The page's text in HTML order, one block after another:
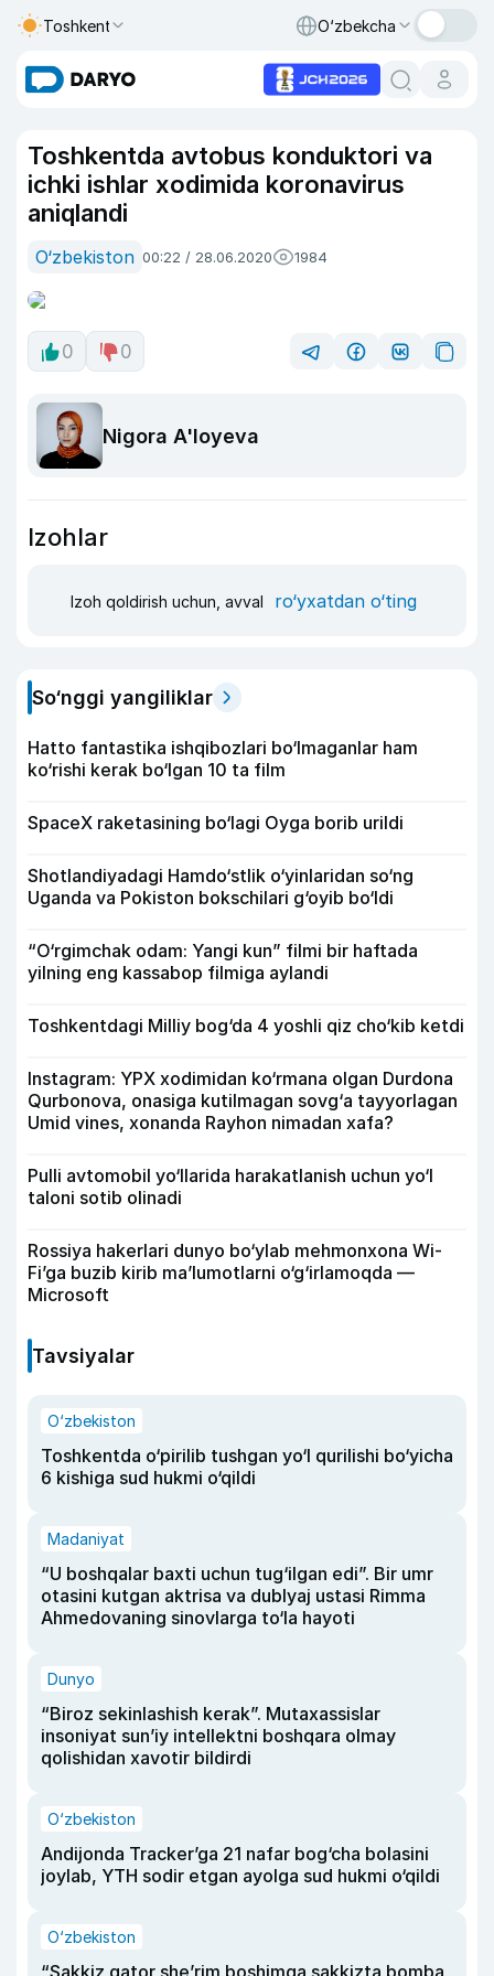
Toshkent O‘zbekcha
Toshkentda avtobus konduktori va
ichki ishlar xodimida koronavirus
aniqlandi
O‘zbekiston 00:22 / 28.06.2020 1984
0 0
Nigora A'loyeva
Izohlar
Izoh qoldirish uchun, avval ro‘yxatdan o‘ting
So‘nggi yangiliklar
Hatto fantastika ishqibozlari bo‘lmaganlar ham
ko‘rishi kerak bo‘lgan 10 ta film
SpaceX raketasining bo‘lagi Oyga borib urildi
Shotlandiyadagi Hamdo‘stlik o‘yinlaridan so‘ng
Uganda va Pokiston bokschilari g‘oyib bo‘ldi
“O‘rgimchak odam: Yangi kun” filmi bir haftada
yilning eng kassabop filmiga aylandi
Toshkentdagi Milliy bog‘da 4 yoshli qiz cho‘kib ketdi
Instagram: YPX xodimidan ko‘rmana olgan Durdona
Qurbonova, onasiga kutilmagan sovg‘a tayyorlagan
Umid vines, xonanda Rayhon nimadan xafa?
Pulli avtomobil yo‘llarida harakatlanish uchun yo‘l
taloni sotib olinadi
Rossiya hakerlari dunyo bo‘ylab mehmonxona Wi-
Fi’ga buzib kirib ma’lumotlarni o‘g‘irlamoqda —
Microsoft
Tavsiyalar
O‘zbekiston
Toshkentda o‘pirilib tushgan yo‘l qurilishi bo‘yicha
6 kishiga sud hukmi o‘qildi
Madaniyat
“U boshqalar baxti uchun tug‘ilgan edi”. Bir umr
otasini kutgan aktrisa va dublyaj ustasi Rimma
Ahmedovaning sinovlarga to‘la hayoti
Dunyo
“Biroz sekinlashish kerak”. Mutaxassislar
insoniyat sun’iy intellektni boshqara olmay
qolishidan xavotir bildirdi
O‘zbekiston
Andijonda Tracker’ga 21 nafar bog‘cha bolasini
joylab, YTH sodir etgan ayolga sud hukmi o‘qildi
O‘zbekiston
“Sakkiz qator she’rim boshimga sakkizta bomba